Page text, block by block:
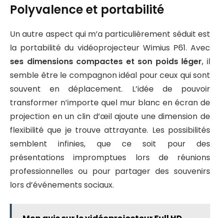
Polyvalence et portabilité
Un autre aspect qui m’a particulièrement séduit est
la portabilité du vidéoprojecteur Wimius P61. Avec
ses dimensions compactes et son poids léger, il
semble être le compagnon idéal pour ceux qui sont
souvent en déplacement. L’idée de pouvoir
transformer n’importe quel mur blanc en écran de
projection en un clin d’œil ajoute une dimension de
flexibilité que je trouve attrayante. Les possibilités
semblent infinies, que ce soit pour des
présentations impromptues lors de réunions
professionnelles ou pour partager des souvenirs
lors d’événements sociaux.